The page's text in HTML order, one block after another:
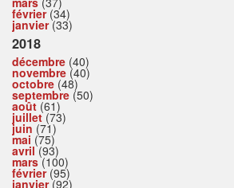
février(34)
janvier(33)
2018
décembre (40)
novembre (40)
octobre (48)
septembre (50)
août (61)
juillet(73)
juin (71)
mai (75)
avril(93)
mars(100)
février(95)
janvier(92)